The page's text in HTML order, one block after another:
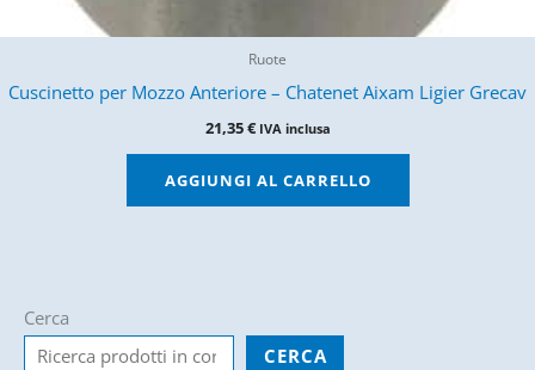
Ruote
Cuscinetto per Mozzo Anteriore – Chatenet Aixam Ligier Grecav
21,35€ IVA inclusa
AGGIUNGI AL CARRELLO
Cerca
CERCA